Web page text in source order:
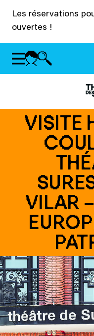
Les réservations
ouvertes !
VISITE
VILAR